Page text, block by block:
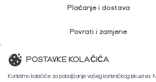
Plaćanje i dostava
Povrati i zamjene
Korisnička podrška
POSTAVKE KOLAČIĆA
Koristimo kolačiće za poboljšanje vašeg korisničkog iskustva.